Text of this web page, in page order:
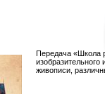
Передача «Школа
живописи,